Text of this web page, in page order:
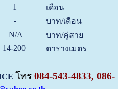
1
เดือน
-
บาท/เดือน
N/A
บาท/คู่สาย
14-200 ตารางเมตร
โทร084-543-4833, 086-